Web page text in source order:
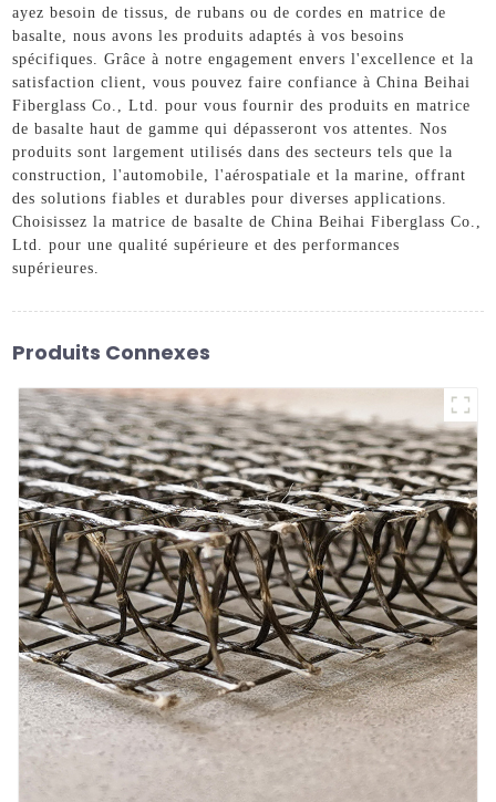
ayez besoin de tissus, de rubans ou de cordes en matrice de
basalte, nous avons les produits adaptés à vos besoins
spécifiques. Grâce à notre engagement envers l'excellence et la
satisfaction client, vous pouvez faire confiance à China Beihai
Fiberglass Co., Ltd. pour vous fournir des produits en matrice
de basalte haut de gamme qui dépasseront vos attentes. Nos
produits sont largement utilisés dans des secteurs tels que la
construction, l'automobile, l'aérospatiale et la marine, offrant
des solutions fiables et durables pour diverses applications.
Choisissez la matrice de basalte de China Beihai Fiberglass Co.,
Ltd. pour une qualité supérieure et des performances
supérieures.
Produits Connexes